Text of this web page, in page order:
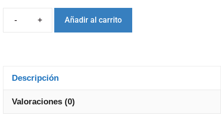
Añadir al carrito
Descripción
Valoraciones (0)